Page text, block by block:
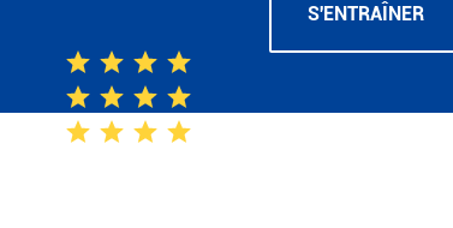
S'ENTRAÎNER